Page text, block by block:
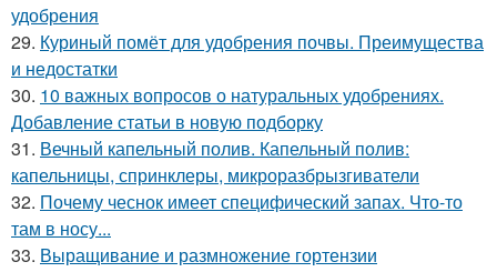
удобрения
29. Куриный помёт для удобрения почвы. Преимущества
и недостатки
30. 10 важных вопросов о натуральных удобрениях.
Добавление статьи в новую подборку
31. Вечный капельный полив. Капельный полив:
капельницы, спринклеры, микроразбрызгиватели
32. Почему чеснок имеет специфический запах. Что-то
там в носу...
33. Выращивание и размножение гортензии